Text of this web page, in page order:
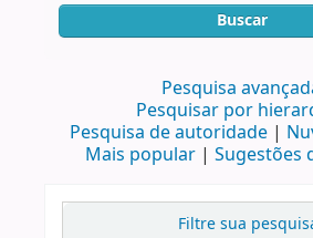
Buscar
Pesquisa
Pesquisar por
Pesquisa de autoridade
Mais popular
Sugestões
Filtre sua